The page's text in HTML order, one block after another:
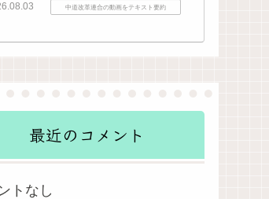
中道改革連合の動画をテキスト要約
最近のコメント
トなし